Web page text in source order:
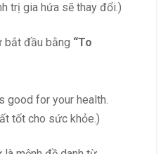
trị gia hứa sẽ thay đổi.)
bắt đầu bằng “To
good for your health.
tốt cho sức khỏe.)